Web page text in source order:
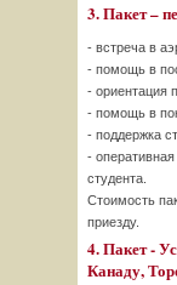
3. Пакет –
- встреча в
- помощь в
- ориентация
- помощь в
- поддержка
-
студента.
Стоимость
приезду.
4. Пакет -
Канаду,